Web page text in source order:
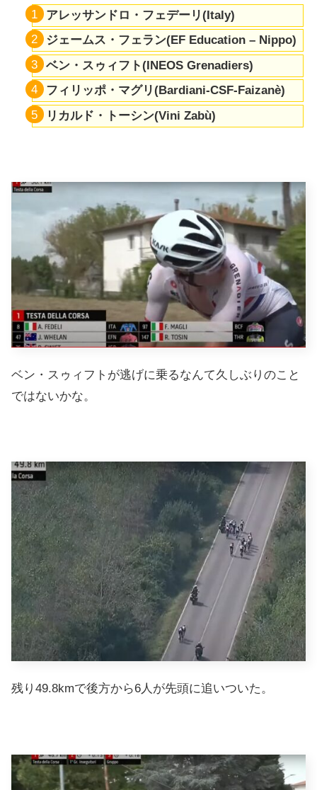
アレッサンドロ・フェデーリ(Italy)
ジェームス・フェラン(EF Education – Nippo)
ベン・スゥィフト(INEOS Grenadiers)
フィリッポ・マグリ(Bardiani-CSF-Faizanè)
リカルド・トーシン(Vini Zabù)
ベン・スゥィフトが逃げに乗るなんて久しぶりのこと
ではないかな。
残り49.8kmで後方から6人が先頭に追いついた。